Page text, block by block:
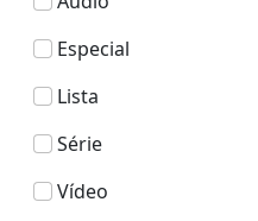
Especial
Lista
Série
Vídeo